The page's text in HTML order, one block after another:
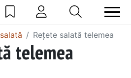
Rețete salată telemea
telemea